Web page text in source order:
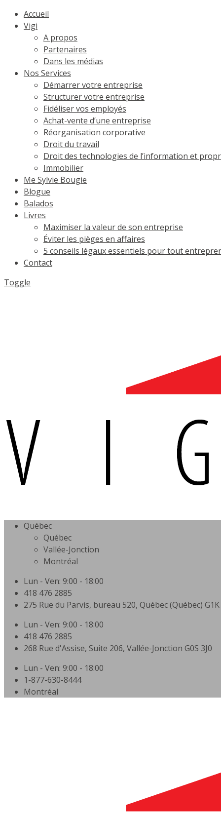
Accueil
Vigi
A propos
Partenaires
Dans les médias
Nos Services
Démarrer votre entreprise
Structurer votre entreprise
Fidéliser vos employés
Achat-vente d’une entreprise
Réorganisation corporative
Droit du travail
Droit des technologies de l’information et
Immobilier
Me Sylvie Bougie
Blogue
Balados
Livres
Maximiser la valeur de son entreprise
Éviter les pièges en affaires
5 conseils légaux essentiels pour tout
Contact
Toggle
Québec
Québec
Vallée-Jonction
Montréal
Lun - Ven: 9:00 - 18:00
418 476 2885
275 Rue du Parvis, bureau 520, Québec (Québec) G1K
Lun - Ven: 9:00 - 18:00
418 476 2885
268 Rue d'Assise, Suite 206, Vallée-Jonction G0S 3J0
Lun - Ven: 9:00 - 18:00
1-877-630-8444
Montréal